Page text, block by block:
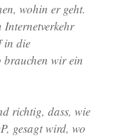
wohin er geht.
Internetverkehr
in die
brauchen wir ein
richtig, dass, wie
gesagt wird, wo